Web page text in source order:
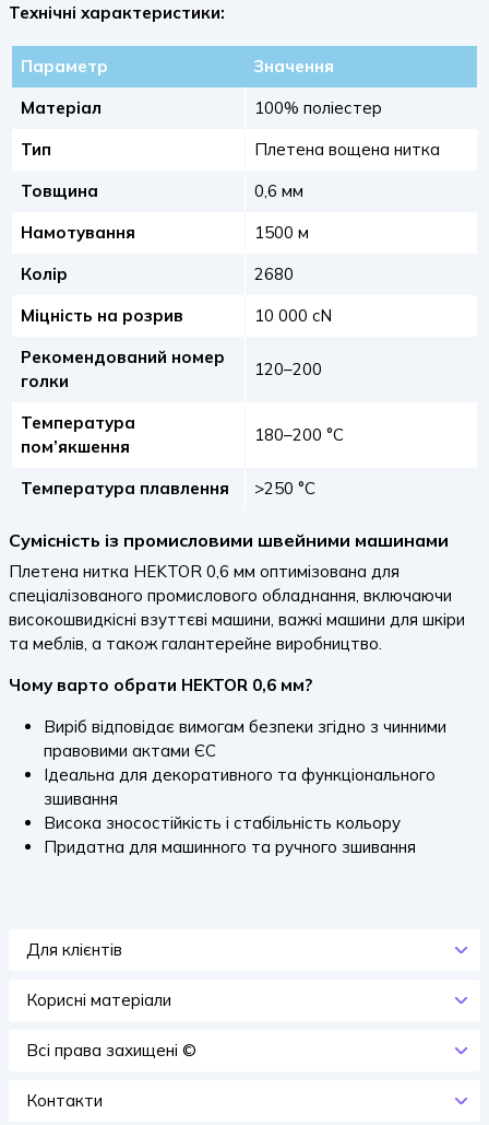
Технічні характеристики:
Параметр
Значення
Матеріал
100% поліестер
Тип
Плетена вощена нитка
Товщина
0,6 мм
Намотування
1500 м
Колір
2680
Міцність на розрив
10 000 cN
Рекомендований номер
голки
120–200
Температура
пом’якшення
180–200 °C
Температура плавлення >250 °C
Сумісність із промисловими швейними машинами
Плетена нитка HEKTOR 0,6 мм оптимізована для
спеціалізованого промислового обладнання, включаючи
високошвидкісні взуттєві машини, важкі машини для шкіри
та меблів, а також галантерейне виробництво.
Чому варто обрати HEKTOR 0,6 мм?
Виріб відповідає вимогам безпеки згідно з чинними
правовими актами ЄС
Ідеальна для декоративного та функціонального
зшивання
Висока зносостійкість і стабільність кольору
Придатна для машинного та ручного зшивання
Для клієнтів
Корисні матеріали
Всi права захищенi ©
Контакти